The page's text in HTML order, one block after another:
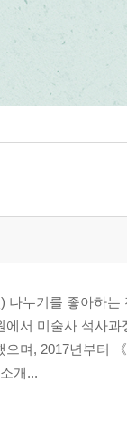
나누기를 좋아하
에서 미술사 석사
며, 2017년부터
개...